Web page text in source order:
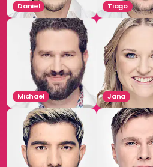
Daniel Tiago
Michael Jana